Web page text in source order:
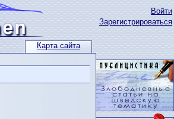
Карта сайта
Войти
Зарегистрироваться